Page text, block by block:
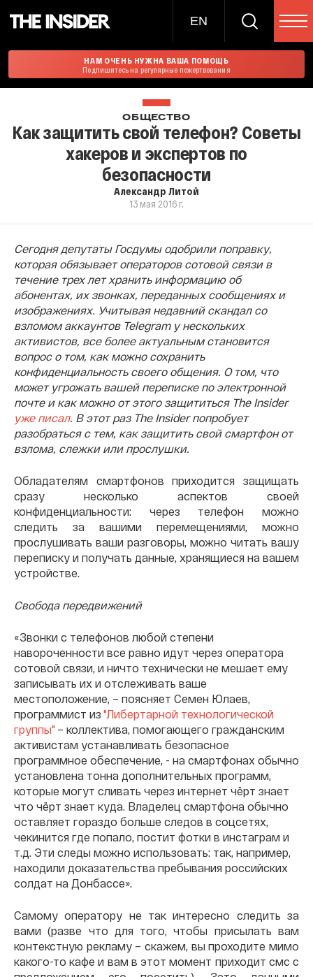
EN
НАМ ОЧЕНЬ НУЖНА ВАША ПОМОЩЬ
Подпишитесь на регулярные пожертвования
ОБЩЕСТВО
Как защитить свой телефон? Советы
хакеров и экспертов по
безопасности
Александр Литой
13 мая 2016 г.
Сегодня депутаты Госдумы одобрили поправку,
которая обязывает операторов сотовой связи в
течение трех лет хранить информацию об
абонентах, их звонках, переданных сообщениях и
изображениях. Учитывая недавний скандал со
взломом аккаунтов Telegram у нескольких
активистов, все более актуальным становится
вопрос о том, как можно сохранить
конфиденциальность своего общения. О том, что
может угрожать вашей переписке по электронной
почте и как можно от этого защититься The Insider
уже писал. В этот раз The Insider попробует
разобраться с тем, как защитить свой смартфон от
взлома, слежки или прослушки.
Обладателям смартфонов приходится защищать
сразу несколько аспектов своей
конфиденциальности: через телефон можно
следить за вашими перемещениями, можно
прослушивать ваши разговоры, можно читать вашу
переписку и получать данные, хранящиеся на вашем
устройстве.
Свобода передвижений
«Звонки с телефонов любой степени
навороченности все равно идут через оператора
сотовой связи, и ничто технически не мешает ему
записывать их и отслеживать ваше
местоположение, – поясняет Семен Юлаев,
программист из "Либертарной технологической
группы" – коллектива, помогающего гражданским
активистам устанавливать безопасное
программное обеспечение, - на смартфонах обычно
установлена тонна дополнительных программ,
которые могут сливать через интернет чёрт знает
что чёрт знает куда. Владелец смартфона обычно
оставляет гораздо больше следов в соцсетях,
чекинится где попало, постит фотки в инстаграм и
т.д. Эти следы можно использовать: так, например,
находили доказательства пребывания российских
солдат на Донбассе».
Самому оператору не так интересно следить за
вами (разве что для того, чтобы присылать вам
контекстную рекламу – скажем, вы проходите мимо
какого-то кафе и вам в этот момент приходит смс с